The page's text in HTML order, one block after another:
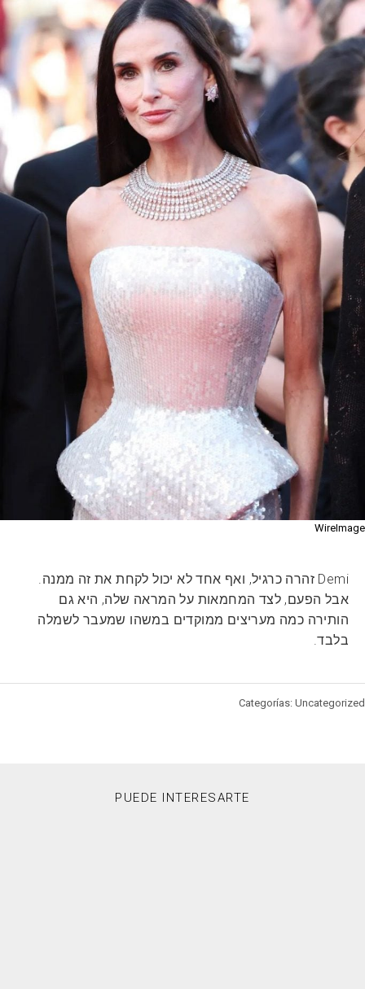
WireImage
Demi זהרה כרגיל, ואף אחד לא יכול לקחת את זה ממנה.
אבל הפעם, לצד המחמאות על המראה שלה, היא גם
הותירה כמה מעריצים ממוקדים במשהו שמעבר לשמלה
בלבד.
Categorías: Uncategorized
PUEDE INTERESARTE